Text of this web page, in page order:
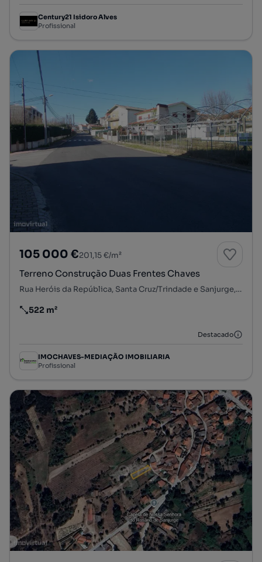
Century21 Isidoro Alves
Profissional
105 000 €201,15 €/m²
Terreno Construção Duas Frentes Chaves
Rua Heróis da República, Santa Cruz/Trindade e Sanjurge, Chaves, Vila Real
Preço por metro quadrado
522 m²
Destacado
IMOCHAVES-MEDIAÇÃO IMOBILIARIA
Profissional